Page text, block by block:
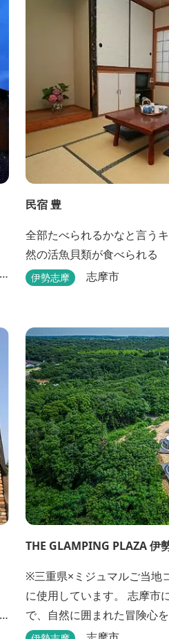
民宿 豊
全部たべられるかなと言う
然の活魚貝類が食べられる
伊勢志摩 志摩市
THE GLAMPING PLAZA 伊
※三重県×ミジュマルご当地
に使用しています。 志摩市にある「伊勢志摩BASE」
で、自然に囲まれた冒険心
はいかがですか？7棟あるド